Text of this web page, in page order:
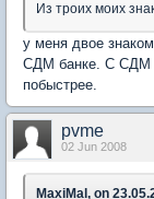
Из троих моих
у меня двое
СДМ банке. С СДМ
побыстрее.
pvme
02 Jun 2008
MaxiMal, on